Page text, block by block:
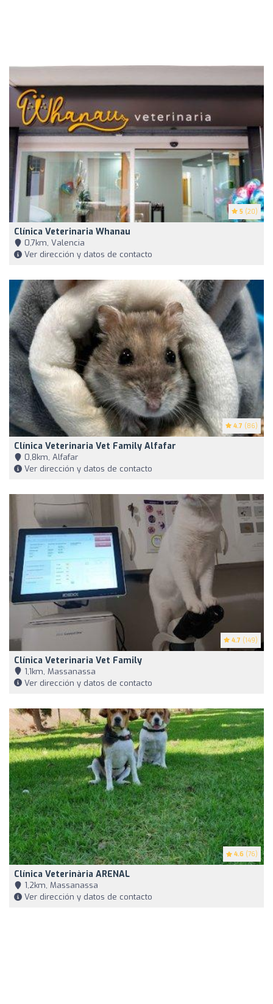
5 (20)
Clínica Veterinaria Whanau
0,7km, Valencia
Ver dirección y datos de contacto
4.7 (86)
Clínica Veterinaria Vet Family Alfafar
0,8km, Alfafar
Ver dirección y datos de contacto
4.7 (149)
Clínica Veterinaria Vet Family
1,1km, Massanassa
Ver dirección y datos de contacto
4.6 (76)
Clínica Veterinària ARENAL
1,2km, Massanassa
Ver dirección y datos de contacto